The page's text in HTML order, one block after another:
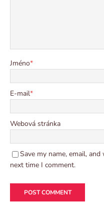
Jméno*
E-mail*
Webová stránka
Save my name, email,
next time I comment.